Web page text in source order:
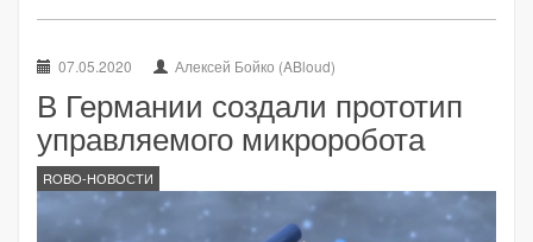
07.05.2020 Алексей Бойко (ABloud)
В Германии создали прототип
управляемого микроробота
ROBO-НОВОСТИ